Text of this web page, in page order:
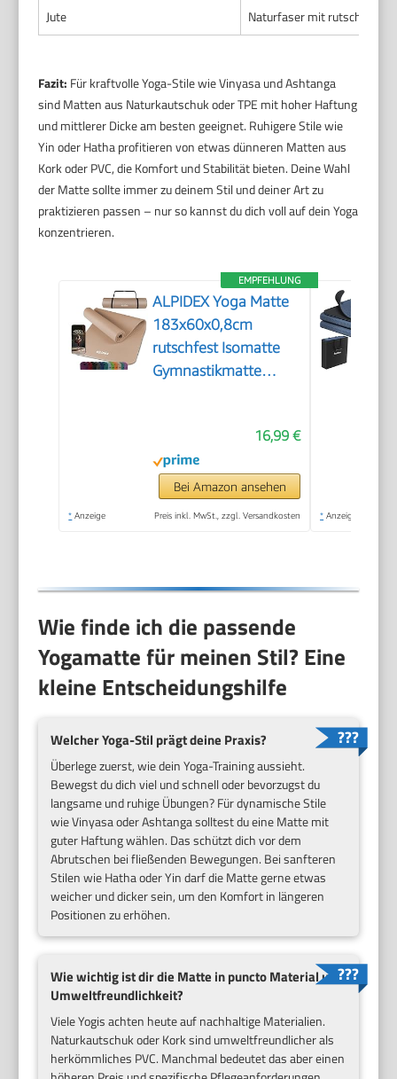
Jute
Naturfaser mit rutschfester
Fazit: Für kraftvolle Yoga-Stile wie Vinyasa und Ashtanga
sind Matten aus Naturkautschuk oder TPE mit hoher Haftung
und mittlerer Dicke am besten geeignet. Ruhigere Stile wie
Yin oder Hatha profitieren von etwas dünneren Matten aus
Kork oder PVC, die Komfort und Stabilität bieten. Deine Wahl
der Matte sollte immer zu deinem Stil und deiner Art zu
praktizieren passen – nur so kannst du dich voll auf dein Yoga
konzentrieren.
EMPFEHLUNG
ALPIDEX Yoga Matte
183x60x0,8cm
rutschfest Isomatte
Gymnastikmatte
16,99 €
Bei Amazon ansehen
* Anzeige Preis inkl. MwSt., zzgl. Versandkosten * Anzeige
Wie finde ich die passende
Yogamatte für meinen Stil? Eine
kleine Entscheidungshilfe
Welcher Yoga-Stil prägt deine Praxis?
Überlege zuerst, wie dein Yoga-Training aussieht.
Bewegst du dich viel und schnell oder bevorzugst du
langsame und ruhige Übungen? Für dynamische Stile
wie Vinyasa oder Ashtanga solltest du eine Matte mit
guter Haftung wählen. Das schützt dich vor dem
Abrutschen bei fließenden Bewegungen. Bei sanfteren
Stilen wie Hatha oder Yin darf die Matte gerne etwas
weicher und dicker sein, um den Komfort in längeren
Positionen zu erhöhen.
Wie wichtig ist dir die Matte in puncto Material und
Umweltfreundlichkeit?
Viele Yogis achten heute auf nachhaltige Materialien.
Naturkautschuk oder Kork sind umweltfreundlicher als
herkömmliches PVC. Manchmal bedeutet das aber einen